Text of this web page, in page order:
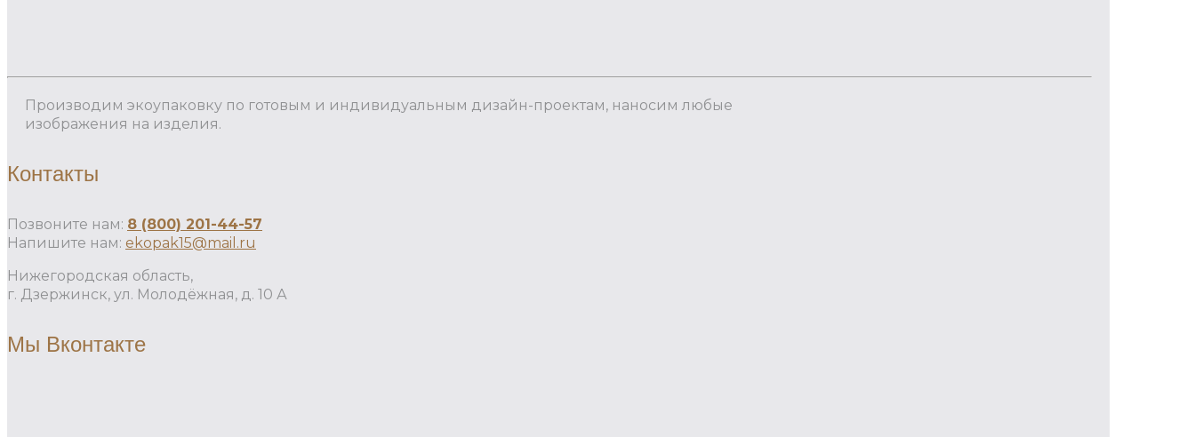
Производим экоупаковку по готовым и индивидуальным дизайн-проектам, наносим любые
изображения на изделия.
Контакты
Позвоните нам: 8 (800) 201-44-57
Напишите нам: ekopak15@mail.ru
Нижегородская область,
г. Дзержинск, ул. Молодёжная, д. 10 А
Мы Вконтакте